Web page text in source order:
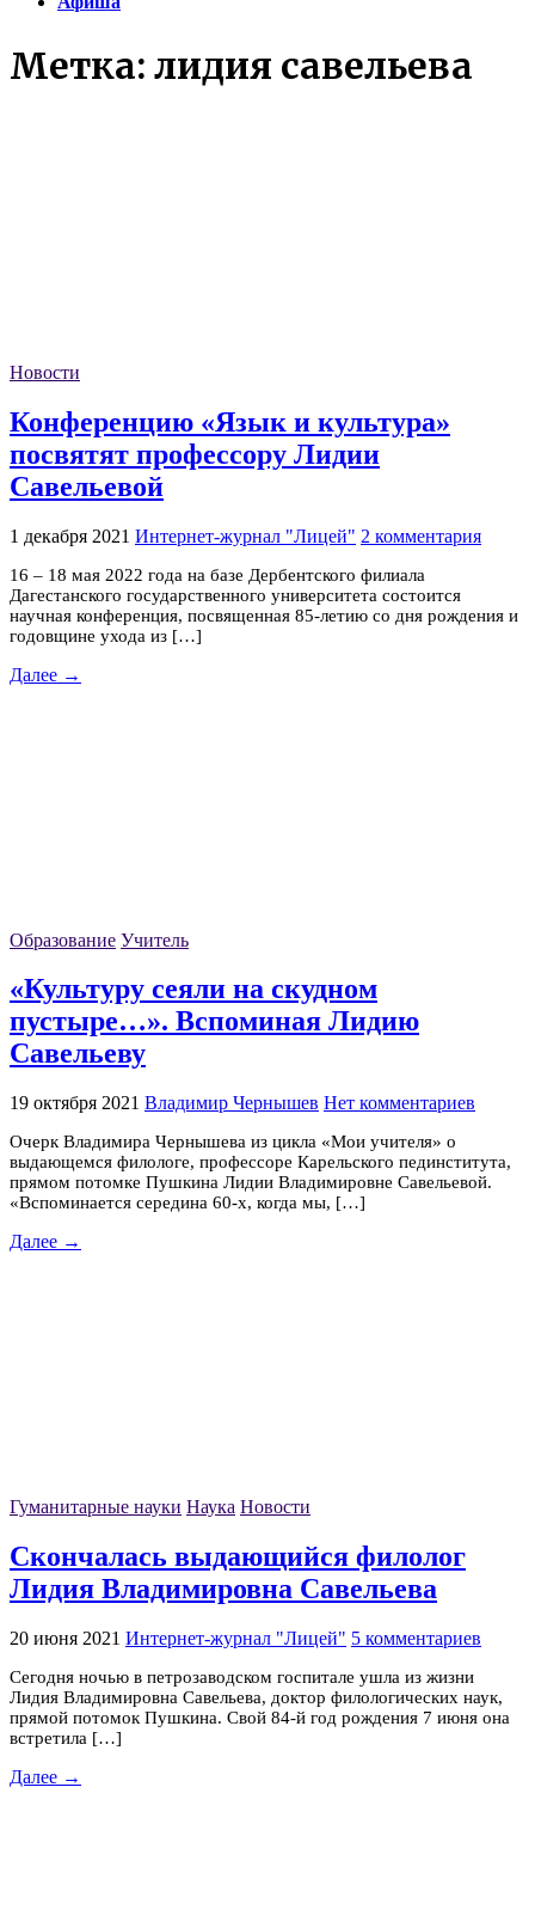
Метка: лидия савельева
Новости
Конференцию «Язык и культура»
посвятят профессору Лидии
Савельевой
1 декабря 2021 Интернет-журнал "Лицей" 2 комментария
16 – 18 мая 2022 года на базе Дербентского филиала
Дагестанского государственного университета состоится
научная конференция, посвященная 85-летию со дня рождения и
годовщине ухода из […]
Далее →
Образование Учитель
«Культуру сеяли на скудном
пустыре…». Вспоминая Лидию
Савельеву
19 октября 2021 Владимир Чернышев Нет комментариев
Очерк Владимира Чернышева из цикла «Мои учителя» о
выдающемся филологе, профессоре Карельского пединститута,
прямом потомке Пушкина Лидии Владимировне Савельевой.
«Вспоминается середина 60-х, когда мы, […]
Далее →
Гуманитарные науки Наука Новости
Скончалась выдающийся филолог
Лидия Владимировна Савельева
20 июня 2021 Интернет-журнал "Лицей" 5 комментариев
Сегодня ночью в петрозаводском госпитале ушла из жизни
Лидия Владимировна Савельева, доктор филологических наук,
прямой потомок Пушкина. Свой 84-й год рождения 7 июня она
встретила […]
Далее →